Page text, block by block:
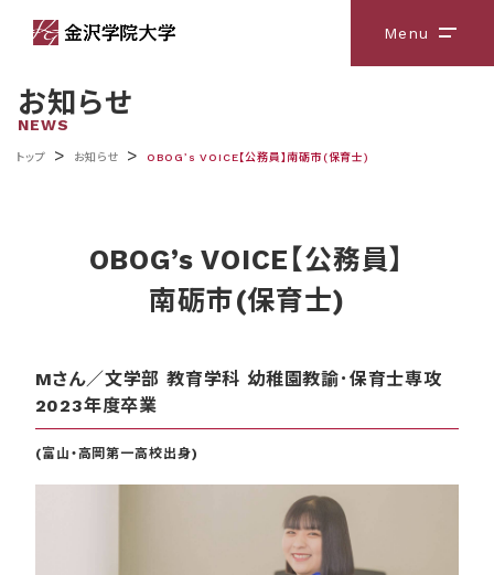
Menu メニ
お知らせ
NEWS
トップ > お知らせ > OBOG’s VOICE【公務員】南砺市(保育士)
OBOG’s VOICE【公務員】
南砺市(保育士)
Mさん／文学部 教育学科 幼稚園教諭･保育士専攻
2023年度卒業
(富山・高岡第一高校出身)